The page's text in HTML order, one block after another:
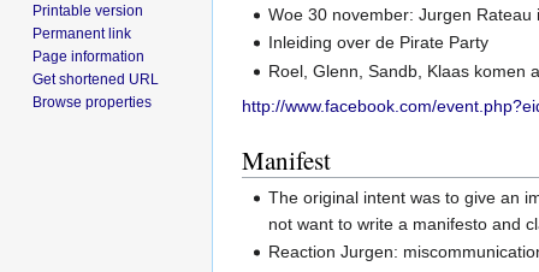
Woe 30 november: Jurgen
Inleiding over de Pirate Party
Roel, Glenn, Sandb, Klaas komen
http://www.facebook.com/
Manifest
The original intent was to give an
not want to write a manifesto and
Reaction Jurgen:
Printable version
Permanent link
Page information
Get shortened URL
Browse properties